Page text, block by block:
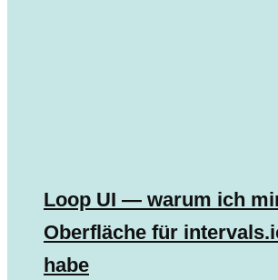
Loop UI — warum ich
Oberfläche für
habe